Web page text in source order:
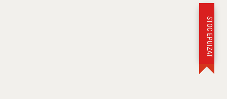
STOC EPUIZAT